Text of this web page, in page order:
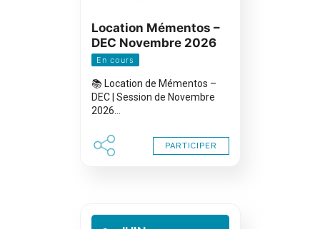
Location Mémentos –
DEC Novembre 2026
En cours
📚 Location de Mémentos –
DEC | Session de Novembre
2026…
PARTICIPER